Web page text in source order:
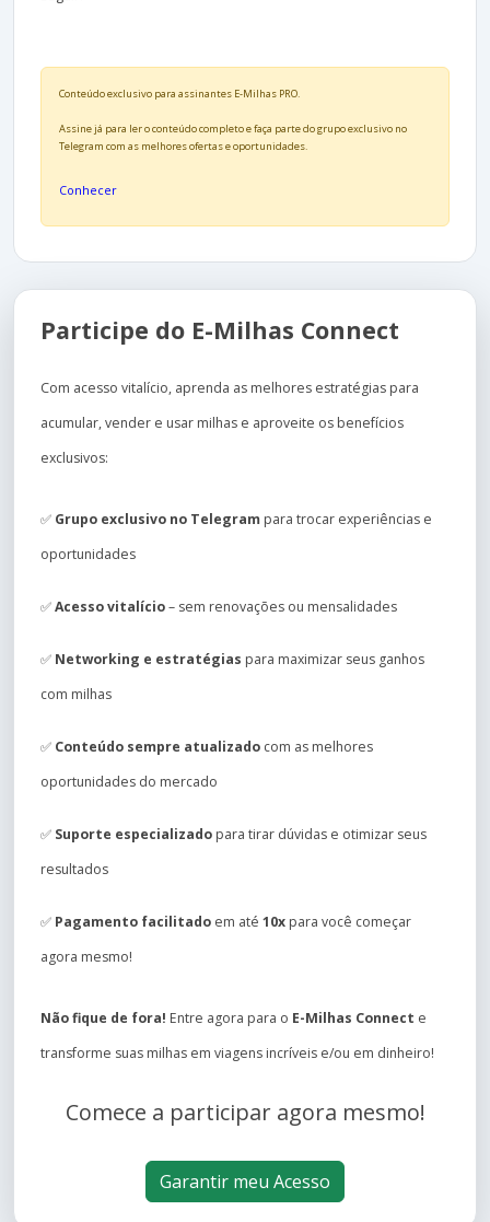
Conteúdo exclusivo para assinantes E-Milhas PRO.
Assine já para ler o conteúdo completo e faça parte do grupo exclusivo no
Telegram com as melhores ofertas e oportunidades.
Conhecer
Participe do E-Milhas Connect
Com acesso vitalício, aprenda as melhores estratégias para
acumular, vender e usar milhas e aproveite os benefícios
exclusivos:
✅ Grupo exclusivo no Telegram para trocar experiências e
oportunidades
✅Acesso vitalício– sem renovações ou mensalidades
✅ Networking e estratégias para maximizar seus ganhos
com milhas
✅ Conteúdo sempre atualizado com as melhores
oportunidades do mercado
✅ Suporte especializado para tirar dúvidas e otimizar seus
resultados
✅ Pagamento facilitado em até 10x para você começar
agora mesmo!
Não fique de fora! Entre agora para o E-Milhas Connect e
transforme suas milhas em viagens incríveis e/ou em dinheiro!
Comece a participar agora mesmo!
Garantir meu Acesso